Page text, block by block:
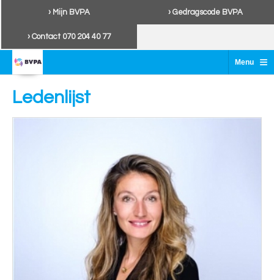
› Mijn BVPA › Gedragscode BVPA
› Contact 070 204 40 77
Menu ≡
Ledenlijst